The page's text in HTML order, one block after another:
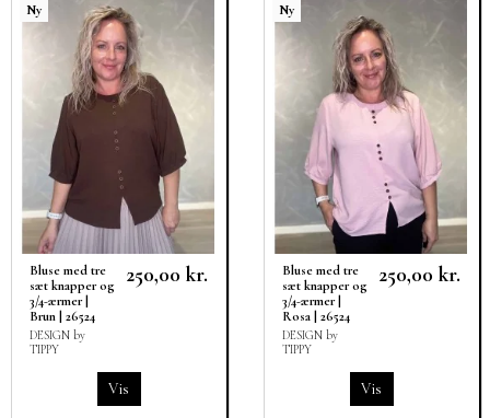
Ny
Bluse med tre
sæt knapper og
3/4-ærmer |
Brun | 26524
DESIGN by
TIPPY
250,00 kr.
Vis
Ny
Bluse med tre
sæt knapper og
3/4-ærmer |
Rosa | 26524
DESIGN by
TIPPY
250,00 kr.
Vis